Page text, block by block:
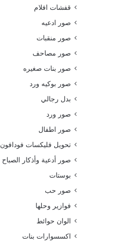
قفشات افلام
صور ادعيه
صور منقبات
صور مصاحف
صور بنات صغيره
صور بوكيه ورد
بدل رجالي
صور ورد
صور اطفال
تحويل فليكسات فودافون
صور أدعية وأذكار الصباح
بوستات
صور حب
فوازير وحلها
الوان حوائط
اكسسوارات بنات